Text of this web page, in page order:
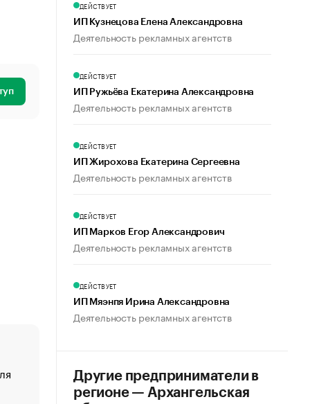
«От спорта тело стареет иначе». Как живет глава
создавшей GTA
ДЕЙСТВУЕТ
ИП Кузнецова Елена Александровна
Деятельность рекламных агентств
ДЕЙСТВУЕТ
ИП Ружьёва Екатерина Александровна
Деятельность рекламных агентств
ДЕЙСТВУЕТ
ИП Жирохова Екатерина Сергеевна
Деятельность рекламных агентств
ДЕЙСТВУЕТ
ИП Марков Егор Александрович
Деятельность рекламных агентств
ДЕЙСТВУЕТ
ИП Мяэнпя Ирина Александровна
Деятельность рекламных агентств
Другие предприниматели в
регионе — Архангельская